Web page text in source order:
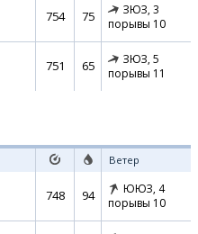
754 75 ЗЮЗ, 3
порывы 10
751 65 ЗЮЗ, 5
порывы 11
Ветер
748 94 ЮЮЗ, 4
порывы 10